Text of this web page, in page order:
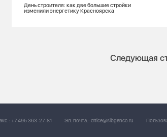
День строителя: как две большие стройки
изменили энергетику Красноярска
Следующая
+7 495 363-27-81 Эл. почта.: office@sibgenco.ru